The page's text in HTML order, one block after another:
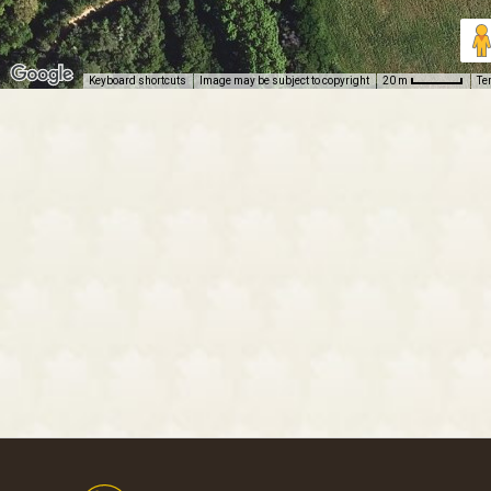
Keyboard shortcuts Image may be subject to copyright 20 m